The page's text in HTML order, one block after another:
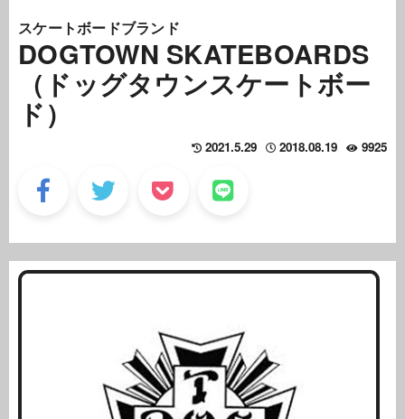
スケートボードブランド
DOGTOWN SKATEBOARDS
（ドッグタウンスケートボー
ド）
9925
2018.08.19
2021.5.29